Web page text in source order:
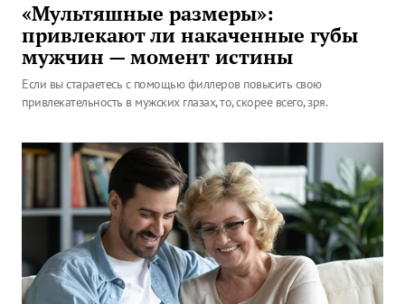
«Мультяшные размеры»:
привлекают ли накаченные губы
мужчин — момент истины
Если вы стараетесь с помощью филлеров повысить свою
привлекательность в мужских глазах, то, скорее всего, зря.